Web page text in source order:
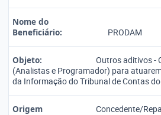
Nome do
Beneficiário:
PRODAM
Objeto:
Outros aditivos -
(Analistas e Programador) para
da Informação do Tribunal de Contas
Origem Concedente/